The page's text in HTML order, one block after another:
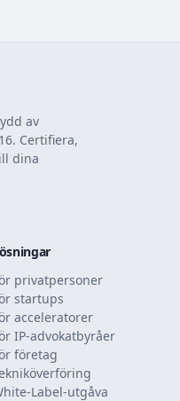
av
Certifiera,
dina
privatpersoner
startups
acceleratorer
IP-advokatbyråer
företag
Label-utgåva